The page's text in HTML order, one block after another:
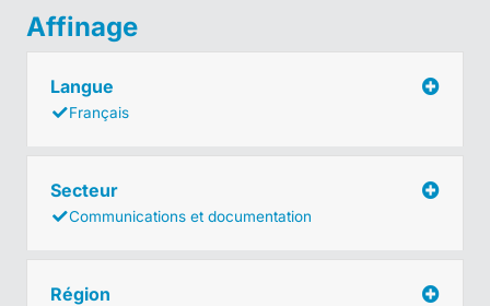
Affinage
Langue
Français
Secteur
Communications et documentation
Région